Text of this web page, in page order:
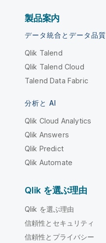
製品案内
データ統合とデータ品質
Qlik Talend
Qlik Talend Cloud
Talend Data Fabric
分析と AI
Qlik Cloud Analytics
Qlik Answers
Qlik Predict
Qlik Automate
Qlik を選ぶ理由
Qlik を選ぶ理由
信頼性とセキュリティ
信頼性とプライバシー